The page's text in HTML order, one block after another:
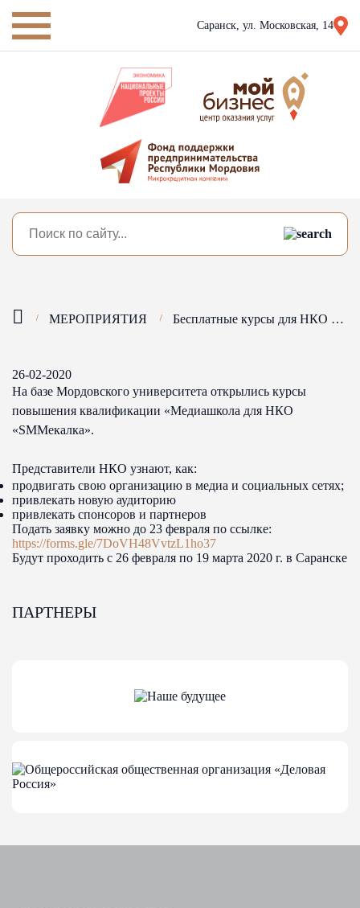
Саранск, ул. Московская, 14
МЕРОПРИЯТИЯ Бесплатные курсы для НКО «SMMекалка»
26-02-2020
На базе Мордовского университета открылись курсы
повышения квалификации «Медиашкола для НКО
«SMMекалка».
Представители НКО узнают, как:
продвигать свою организацию в медиа и социальных сетях;
привлекать новую аудиторию
привлекать спонсоров и партнеров
Подать заявку можно до 23 февраля по ссылке:
https://forms.gle/7DoVH48VvtzL1ho37
Будут проходить с 26 февраля по 19 марта 2020 г. в Саранске
ПАРТНЕРЫ